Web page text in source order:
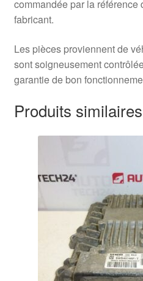
commandée par la référence
fabricant.
Les pièces proviennent de
sont soigneusement
garantie de bon
Produits similaires